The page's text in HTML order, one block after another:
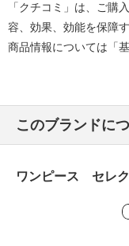
「クチコミ」は、ご購
容、効果、効能を保障
商品情報については「
このブランドに
ワンピース セレ